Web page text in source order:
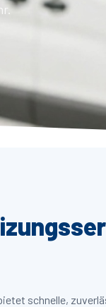
schnelle,